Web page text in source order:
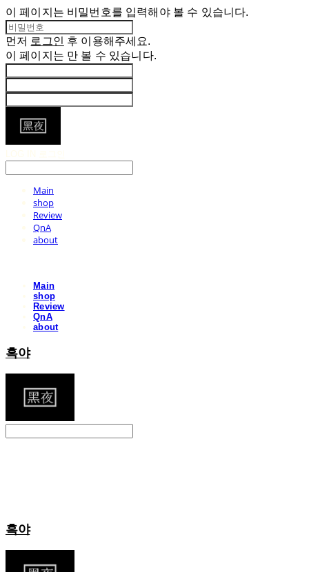
이 페이지는 비밀번호를 입력해야 볼 수 있습니다.
먼저 로그인 후 이용해주세요.
이 페이지는 만 볼 수 있습니다.
Main
shop
Review
QnA
about
Main
shop
Review
QnA
about
흑야
흑야